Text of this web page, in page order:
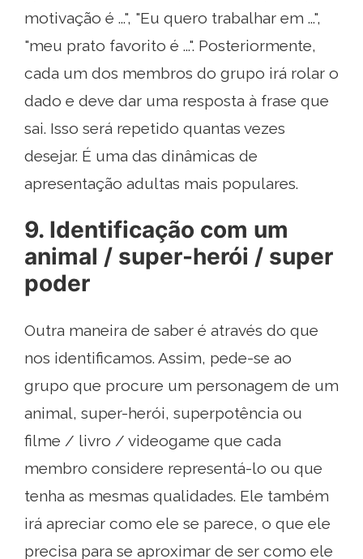
motivação é ...", "Eu quero trabalhar em ...",
"meu prato favorito é ...". Posteriormente,
cada um dos membros do grupo irá rolar o
dado e deve dar uma resposta à frase que
sai. Isso será repetido quantas vezes
desejar. É uma das dinâmicas de
apresentação adultas mais populares.
9. Identificação com um
animal / super-herói / super
poder
Outra maneira de saber é através do que
nos identificamos. Assim, pede-se ao
grupo que procure um personagem de um
animal, super-herói, superpotência ou
filme / livro / videogame que cada
membro considere representá-lo ou que
tenha as mesmas qualidades. Ele também
irá apreciar como ele se parece, o que ele
precisa para se aproximar de ser como ele